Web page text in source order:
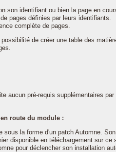
son identifiant ou bien la page en
pages définies par leurs identifiants.
complète de pages.
de créer une table des
aucun pré-requis supplémentaires par
route du module :
sous la forme d'un patch Automne.
disponible en téléchargement sur ce
pour déclencher son installation